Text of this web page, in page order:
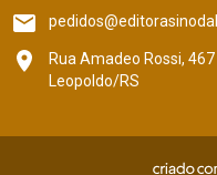
Rua Amadeo Rossi,
Leopoldo/RS